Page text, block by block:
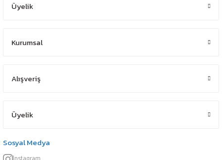
Üyelik
Kurumsal
Alışveriş
Üyelik
Sosyal Medya